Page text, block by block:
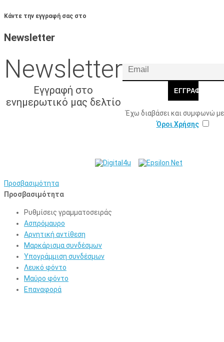
Κάντε την εγγραφή σας στο
Newsletter
Newsletter
Εγγραφή στο
ενημερωτικό μας δελτίο
ΕΓΓΡΑΦΉ
Έχω διαβάσει και συμφωνώ
Όροι Χρήσης
Προσβασιμότητα
Προσβασιμότητα
Ρυθμίσεις γραμματοσειράς
Ασπρόμαυρο
Αρνητική αντίθεση
Μαρκάρισμα συνδέσμων
Υπογράμμιση συνδέσμων
Λευκό φόντο
Μαύρο φόντο
Επαναφορά